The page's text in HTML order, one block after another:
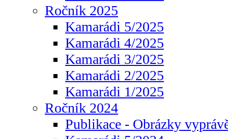
Ročník 2025
Kamarádi 5/2025
Kamarádi 4/2025
Kamarádi 3/2025
Kamarádi 2/2025
Kamarádi 1/2025
Ročník 2024
Publikace - Obrázky